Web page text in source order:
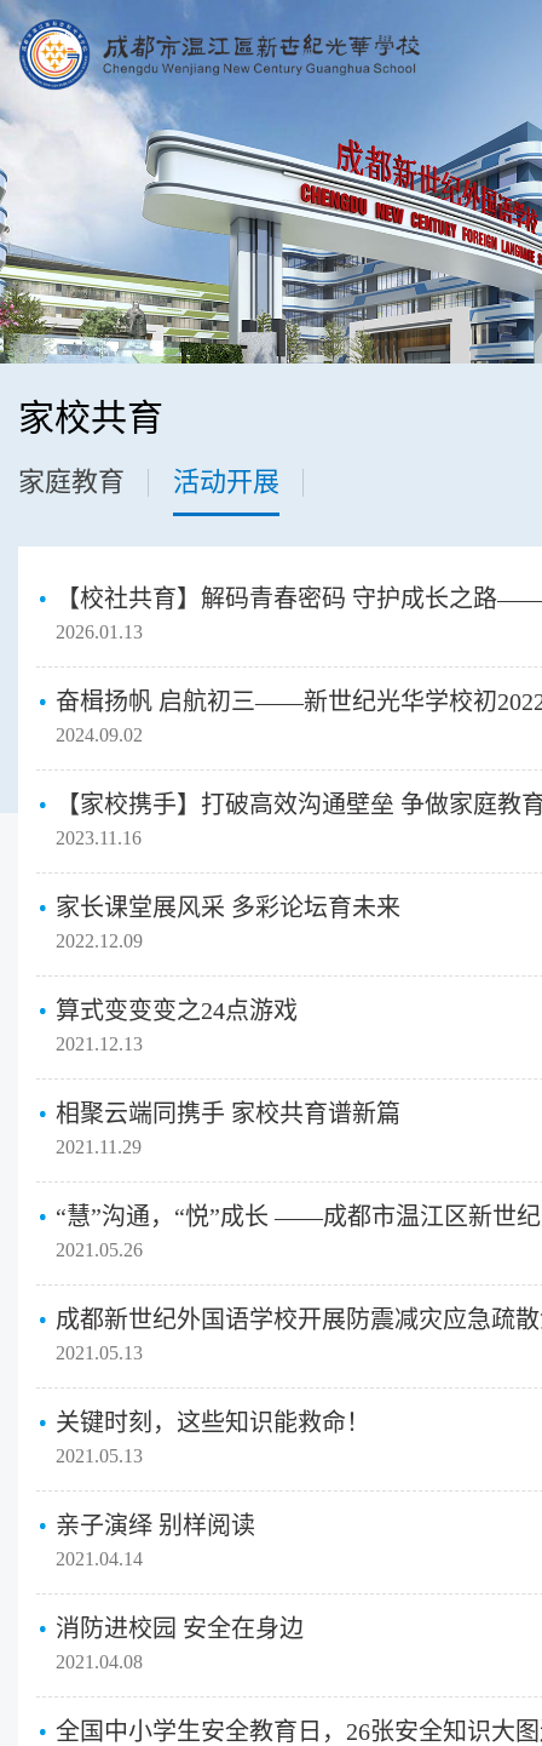
家校共育
家庭教育 活动开展
2026.01.13
2024.09.02
2023.11.16
家长课堂展风采 多彩论坛育未来
2022.12.09
算式变变变之24点游戏
2021.12.13
相聚云端同携手 家校共育谱新篇
2021.11.29
2021.05.26
成都新世纪外国语学校开展防震减灾应急疏
2021.05.13
关键时刻，这些知识能救命！
2021.05.13
亲子演绎 别样阅读
2021.04.14
消防进校园 安全在身边
2021.04.08
全国中小学生安全教育日，26张安全知识大